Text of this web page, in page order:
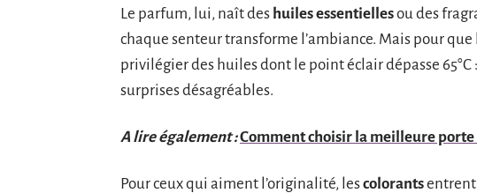
Le parfum, lui, naît des huiles essentiellesou des
chaque senteur transforme l’ambiance. Mais pour
privilégier des huiles dont le point éclair dépasse
surprises désagréables.
A lire également :Comment choisir la meilleure
Pour ceux qui aiment l’originalité, lescolorantsentrent